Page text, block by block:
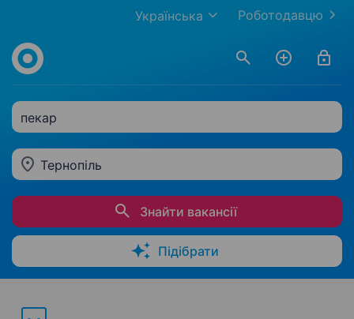
Роботодавцю
Українська
пекар
Тернопіль
Знайти вакансії
Підібрати